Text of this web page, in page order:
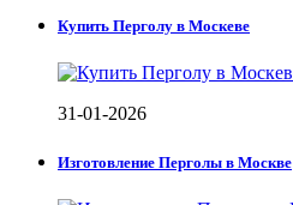
Купить Перголу в Москеве
31-01-2026
Изготовление Перголы в Москве